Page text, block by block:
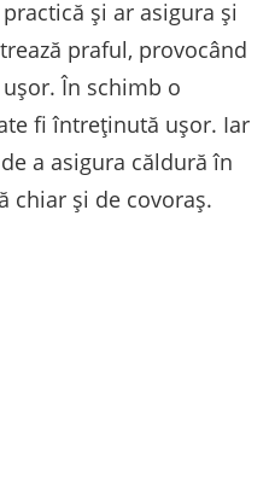
și ar asigura și
praful, provocând
În schimb o
fi întreținută ușor. Iar
a asigura căldură în
chiar și de covoraș.